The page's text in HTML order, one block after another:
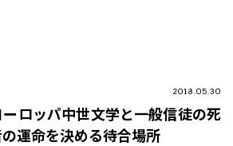
2018.05.30
ロッパ中世文学と一般信徒の死
運命を決める待合場所